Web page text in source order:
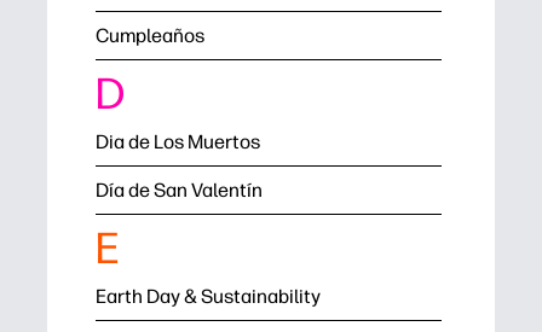
Cumpleaños
D
Dia de Los Muertos
Día de San Valentín
E
Earth Day & Sustainability